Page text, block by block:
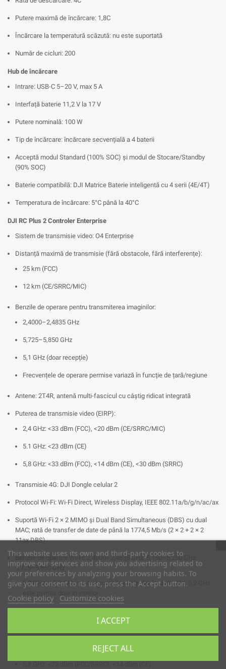
Putere maximă de încărcare: 1,8C
Încărcare la temperatură scăzută: nu este suportată
Număr de cicluri: 200
Hub de încărcare
Intrare: USB-C 5–20 V, max 5 A
Interfață baterie 11,2 V la 17 V
Putere nominală: 100 W
Tip de încărcare: încărcare secvențială a 4 baterii
Acceptă modul Standard (100% SOC) și modul de Stocare/Standby
(90% SOC)
Baterie compatibilă: DJI Matrice Baterie inteligentă cu 4 serii (4E/4T)
Temperatura de încărcare: 5°C până la 40°C
DJI RC Plus 2 Controler Enterprise
Sistem de transmisie video: O4 Enterprise
Distanță maximă de transmisie (fără obstacole, fără interferențe):
25 km (FCC)
12 km (CE/SRRC/MIC)
Benzile de operare pentru transmiterea imaginilor:
2,4000–2,4835 GHz
5,725–5,850 GHz
5,1 GHz (doar recepție)
Frecvențele de operare permise variază în funcție de țară/regiune
Antene: 2T4R, antenă multi-fascicul cu câștig ridicat integrată
Puterea de transmisie video (EIRP):
2,4 GHz: <33 dBm (FCC), <20 dBm (CE/SRRC/MIC)
5.1 GHz: <23 dBm (CE)
5,8 GHz: <33 dBm (FCC), <14 dBm (CE), <30 dBm (SRRC)
Transmisie 4G: DJI Dongle celular 2
Protocol Wi-Fi: Wi-Fi Direct, Wireless Display, IEEE 802.11a/b/g/n/ac/ax
Suportă Wi-Fi 2 × 2 MIMO și Dual Band Simultaneous (DBS) cu dual
MAC; rată de transfer de date de până la 1774,5 Mb/s (2 × 2 + 2 × 2
11ax DBS)
Benzile de operare Wi-Fi: 2,4000–2,4835 GHz, 5,150–5,250 GHz,
5,725–5,850 GHz
5,8 GHz și 5,2 GHz sunt interzise în unele țări; în unele țări, 5,2 GHz
This website uses its own and third-party cookies to
improve our services and show you advertising related to
your preferences by analyzing your browsing habits. To
give your consent to its use, press the Accept button.
Cookie policy Customize cookies
REJECT ALL
I ACCEPT